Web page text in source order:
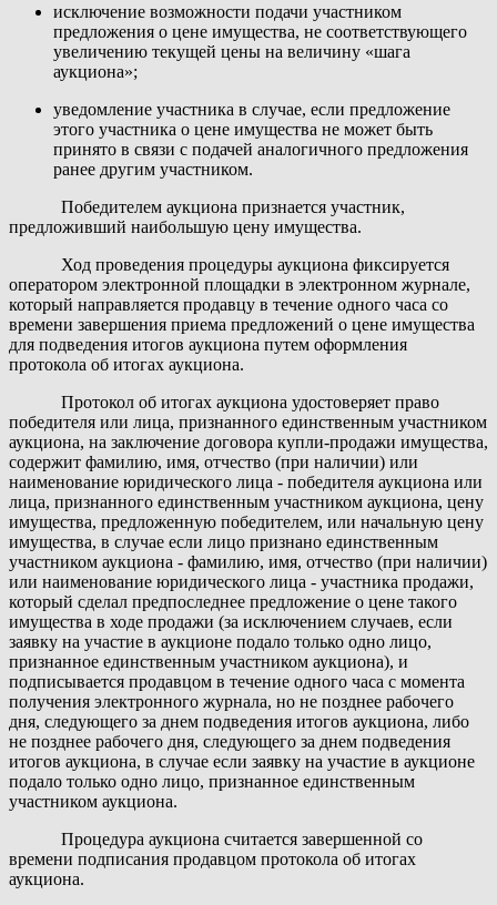
исключение возможности подачи участником
предложения о цене имущества, не соответствующего
увеличению текущей цены на величину «шага
аукциона»;
уведомление участника в случае, если предложение
этого участника о цене имущества не может быть
принято в связи с подачей аналогичного предложения
ранее другим участником.
Победителем аукциона признается участник,
предложивший наибольшую цену имущества.
Ход проведения процедуры аукциона фиксируется
оператором электронной площадки в электронном журнале,
который направляется продавцу в течение одного часа со
времени завершения приема предложений о цене имущества
для подведения итогов аукциона путем оформления
протокола об итогах аукциона.
Протокол об итогах аукциона удостоверяет право
победителя или лица, признанного единственным участником
аукциона, на заключение договора купли-продажи имущества,
содержит фамилию, имя, отчество (при наличии) или
наименование юридического лица - победителя аукциона или
лица, признанного единственным участником аукциона, цену
имущества, предложенную победителем, или начальную цену
имущества, в случае если лицо признано единственным
участником аукциона - фамилию, имя, отчество (при наличии)
или наименование юридического лица - участника продажи,
который сделал предпоследнее предложение о цене такого
имущества в ходе продажи (за исключением случаев, если
заявку на участие в аукционе подало только одно лицо,
признанное единственным участником аукциона), и
подписывается продавцом в течение одного часа с момента
получения электронного журнала, но не позднее рабочего
дня, следующего за днем подведения итогов аукциона, либо
не позднее рабочего дня, следующего за днем подведения
итогов аукциона, в случае если заявку на участие в аукционе
подало только одно лицо, признанное единственным
участником аукциона.
Процедура аукциона считается завершенной со
времени подписания продавцом протокола об итогах
аукциона.